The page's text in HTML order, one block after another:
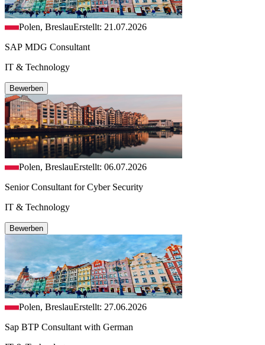
Polen, BreslauErstellt: 21.07.2026
SAP MDG Consultant
IT & Technology
Bewerben
Polen, BreslauErstellt: 06.07.2026
Senior Consultant for Cyber Security
IT & Technology
Bewerben
Polen, BreslauErstellt: 27.06.2026
Sap BTP Consultant with German